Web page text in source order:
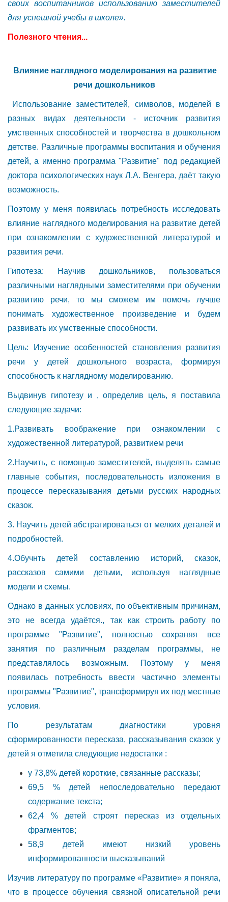
своих воспитанников использованию заместителей
для успешной учебы в школе».
Полезного чтения...
Влияние наглядного моделирования на развитие
речи дошкольников
Использование заместителей, символов, моделей в
разных видах деятельности - источник развития
умственных способностей и творчества в дошкольном
детстве. Различные программы воспитания и обучения
детей, а именно программа "Развитие" под редакцией
доктора психологических наук Л.А. Венгера, даёт такую
возможность.
Поэтому у меня появилась потребность исследовать
влияние наглядного моделирования на развитие детей
при ознакомлении с художественной литературой и
развития речи.
Гипотеза: Научив дошкольников, пользоваться
различными наглядными заместителями при обучении
развитию речи, то мы сможем им помочь лучше
понимать художественное произведение и будем
развивать их умственные способности.
Цель: Изучение особенностей становления развития
речи у детей дошкольного возраста, формируя
способность к наглядному моделированию.
Выдвинув гипотезу и , определив цель, я поставила
следующие задачи:
1.Развивать воображение при ознакомлении с
художественной литературой, развитием речи
2.Научить, с помощью заместителей, выделять самые
главные события, последовательность изложения в
процессе пересказывания детьми русских народных
сказок.
3. Научить детей абстрагироваться от мелких деталей и
подробностей.
4.Обучнть детей составлению историй, сказок,
рассказов самими детьми, используя наглядные
модели и схемы.
Однако в данных условиях, по объективным причинам,
это не всегда удаётся., так как строить работу по
программе "Развитие", полностью сохраняя все
занятия по различным разделам программы, не
представлялось возможным. Поэтому у меня
появилась потребность ввести частично элементы
программы "Развитие", трансформируя их под местные
условия.
По результатам диагностики уровня
сформированности пересказа, рассказывания сказок у
детей я отметила следующие недостатки :
у 73,8% детей короткие, связанные рассказы;
69,5 % детей непоследовательно передают
содержание текста;
62,4 % детей строят пересказ из отдельных
фрагментов;
58,9 детей имеют низкий уровень
информированности высказываний
Изучив литературу по программе «Развитие» я поняла,
что в процессе обучения связной описательной речи